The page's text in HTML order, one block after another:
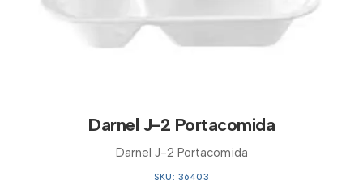
Darnel J-2 Portacomida
Darnel J-2 Portacomida
SKU: 36403